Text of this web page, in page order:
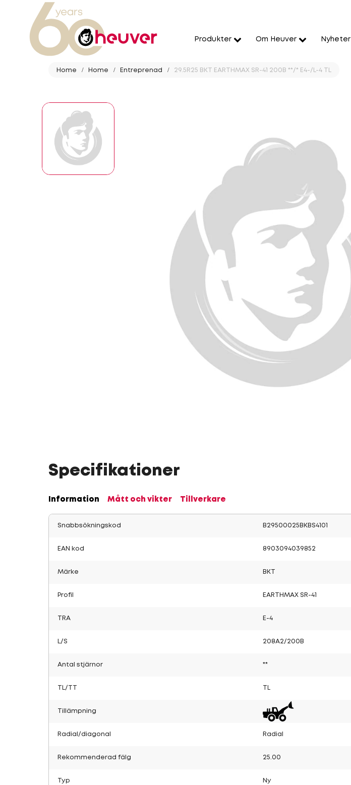
Produkter Om Heuver Nyheter
Home Home Entreprenad 29.5R25 BKT EARTHMAX SR-41 200B **/* E4-/L-4 TL
Specifikationer
Information Mått och vikter Tillverkare
Snabbsökningskod B29500025BKBS4101
EAN kod 8903094039852
Märke BKT
Profil EARTHMAX SR-41
TRA E-4
L/S 208A2/200B
Antal stjärnor **
TL/TT
Tillämpning
Radial/diagonal Radial
Rekommenderad fälg 25.00
Typ Ny